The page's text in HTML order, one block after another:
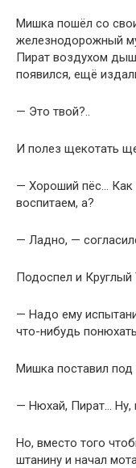
Мишка пошёл со
железнодорожный
Пират воздухом
появился, ещё
— Это твой?..
И полез щекотать
— Хороший пёс… Как
воспитаем, а?
— Ладно, —
Подоспел и Круглый
— Надо ему
что-нибудь
Мишка поставил под
— Нюхай, Пират… Ну,
Но, вместо того
штанину и начал